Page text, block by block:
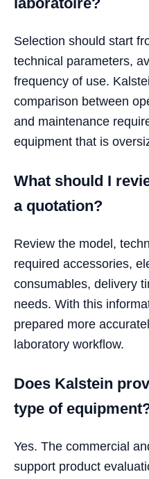
Selection should start
technical parameters,
frequency of use.
comparison between
and maintenance
equipment that is
What should I
a quotation?
Review the model,
required accessories,
consumables, delivery
needs. With this
prepared more
laboratory workflow.
Does Kalstein
type of
Yes. The commercial
support product